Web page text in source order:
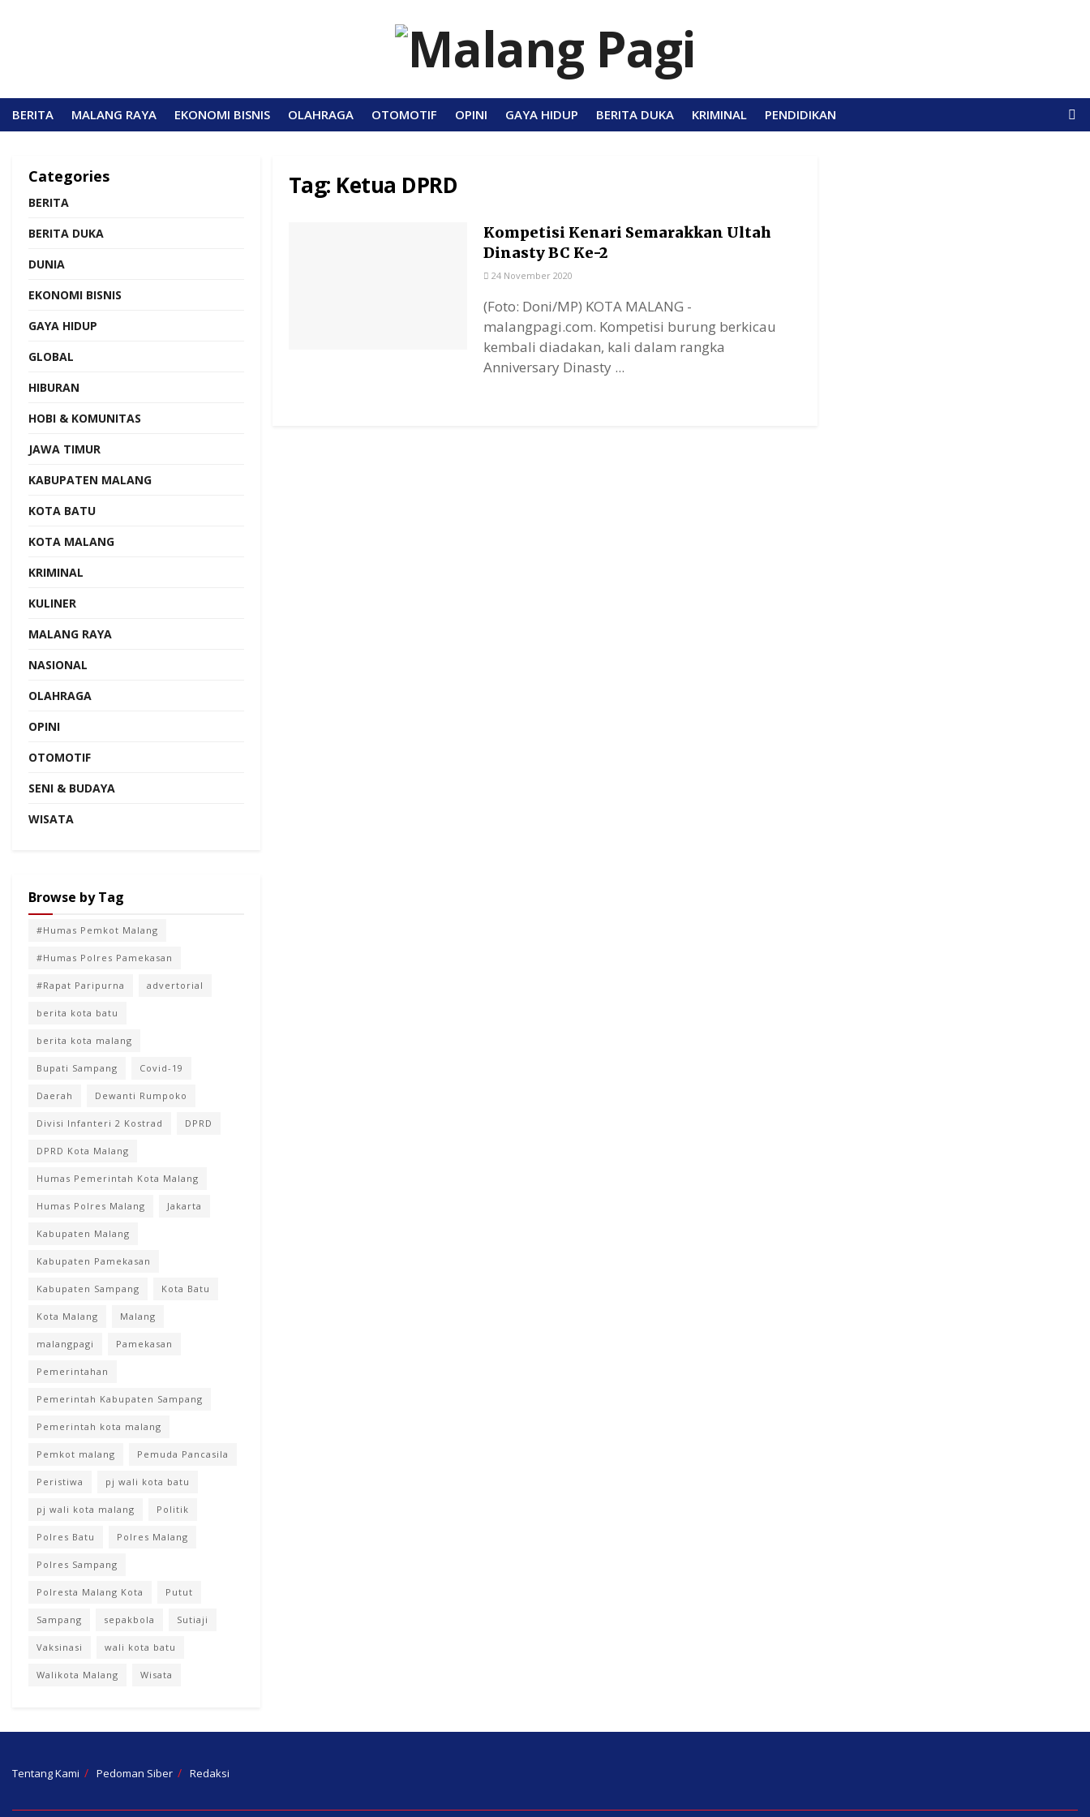
BERITA MALANG RAYA EKONOMI BISNIS OLAHRAGA OTOMOTIF OPINI GAYA HIDUP BERITA DUKA KRIMINAL PENDIDIKAN
Tag: Ketua DPRD
Kompetisi Kenari Semarakkan Ultah
Dinasty BC Ke-2
24 November 2020
(Foto: Doni/MP) KOTA MALANG -
malangpagi.com. Kompetisi burung berkicau
kembali diadakan, kali dalam rangka
Anniversary Dinasty ...
Categories
BERITA
BERITA DUKA
DUNIA
EKONOMI BISNIS
GAYA HIDUP
GLOBAL
HIBURAN
HOBI & KOMUNITAS
JAWA TIMUR
KABUPATEN MALANG
KOTA BATU
KOTA MALANG
KRIMINAL
KULINER
MALANG RAYA
NASIONAL
OLAHRAGA
OPINI
OTOMOTIF
SENI & BUDAYA
WISATA
Browse by Tag
#Humas Pemkot Malang
#Humas Polres Pamekasan
#Rapat Paripurna advertorial
berita kota batu
berita kota malang
Bupati Sampang Covid-19
Daerah Dewanti Rumpoko
Divisi Infanteri 2 Kostrad DPRD
DPRD Kota Malang
Humas Pemerintah Kota Malang
Humas Polres Malang Jakarta
Kabupaten Malang
Kabupaten Pamekasan
Kabupaten Sampang Kota Batu
Kota Malang Malang
malangpagi Pamekasan
Pemerintahan
Pemerintah Kabupaten Sampang
Pemerintah kota malang
Pemkot malang Pemuda Pancasila
Peristiwa pj wali kota batu
pj wali kota malang Politik
Polres Batu Polres Malang
Polres Sampang
Polresta Malang Kota Putut
Sampang sepakbola Sutiaji
Vaksinasi wali kota batu
Walikota Malang Wisata
Tentang Kami Pedoman Siber Redaksi